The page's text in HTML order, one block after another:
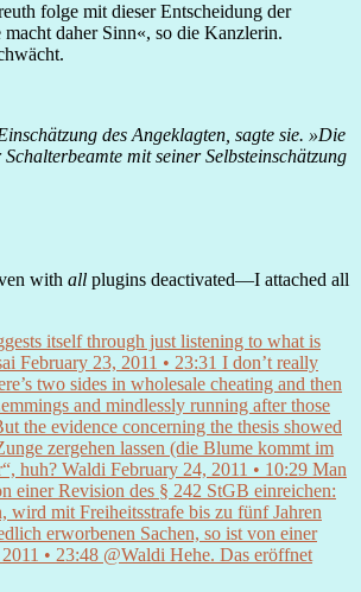
folge mit dieser Entscheidung der
daher Sinn«, so die Kanzlerin.
des Angeklagten, sagte sie. »Die
mit seiner Selbsteinschätzung
with all plugins deactivated—I attached all